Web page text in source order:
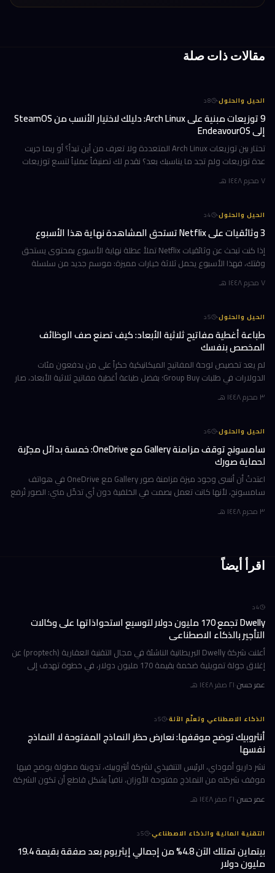
مقالات ذات صلة
الحيل والحلول·
8د
9 توزيعات مبنية على Arch Linux: دليلك لاختيار الأنسب من SteamOS
إلى EndeavourOS
تحتار بين توزيعات Arch Linux المتعددة ولا تعرف من أين تبدأ؟ أو ربما جربت
عدة توزيعات ولم تجد ما يناسبك بعد؟ نقدم لك تصنيفاً عملياً لتسع توزيعات
٧ محرم ١٤٤٨ هـ
الحيل والحلول·
4د
3 وثائقيات على Netflix تستحق المشاهدة نهاية هذا الأسبوع
إذا كنت تبحث عن وثائقيات Netflix تملأ عطلة نهاية الأسبوع بمحتوى يستحق
وقتك، فهذا الأسبوع يحمل ثلاثة خيارات مميزة: موسم جديد من سلسلة
٧ محرم ١٤٤٨ هـ
الحيل والحلول·
5د
طباعة أغطية مفاتيح ثلاثية الأبعاد: كيف تصنع صف الوظائف
المخصص بنفسك
لم يعد تخصيص لوحة المفاتيح الميكانيكية حكراً على من يدفعون مئات
الدولارات في طلبات Group Buy؛ بفضل طباعة أغطية مفاتيح ثلاثية الأبعاد، صار
٣ محرم ١٤٤٨ هـ
الحيل والحلول·
6د
سامسونج توقف مزامنة Gallery مع OneDrive: خمسة بدائل مجرّبة
لحماية صورك
اعتدتُ أن أنسى وجود ميزة مزامنة صور Gallery مع OneDrive في هواتف
سامسونج، لأنها كانت تعمل بصمت في الخلفية دون أي تدخّل مني: الصور تُرفع
٣ محرم ١٤٤٨ هـ
اقرأ أيضاً
4د
Dwelly تجمع 170 مليون دولار لتوسيع استحواذاتها على وكالات
التأجير بالذكاء الاصطناعي
أعلنت شركة Dwelly البريطانية الناشئة في مجال التقنية العقارية (proptech) عن
إغلاق جولة تمويلية ضخمة بقيمة 170 مليون دولار، في خطوة تهدف إلى
عمر حسن·٢١ صفر ١٤٤٨ هـ
الذكاء الاصطناعي وتعلّم الآلة·
5د
أنثروبيك توضح موقفها: نعارض حظر النماذج المفتوحة لا النماذج
نفسها
نشر داريو أموداي، الرئيس التنفيذي لشركة أنثروبيك، تدوينة مطولة يوضح فيها
موقف شركته من النماذج مفتوحة الأوزان، نافياً بشكل قاطع أن تكون الشركة
عمر حسن·٢١ صفر ١٤٤٨ هـ
التقنية المالية والذكاء الاصطناعي·
5د
بيتماين تمتلك الآن 4.8% من إجمالي إيثريوم بعد صفقة بقيمة 19.4
مليون دولار